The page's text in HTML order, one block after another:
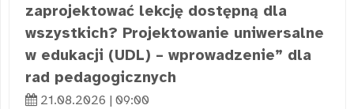
zaprojektować lekcję dostępną dla
wszystkich? Projektowanie uniwersalne
w edukacji (UDL) – wprowadzenie” dla
rad pedagogicznych
21.08.2026 | 09:00